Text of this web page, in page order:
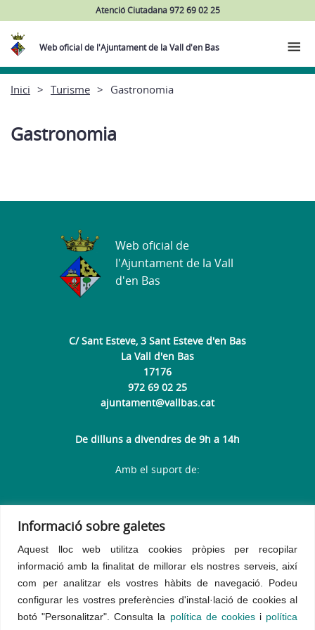
Informació sobre galetes
Aquest lloc web utilitza cookies pròpies per recopilar
informació amb la finalitat de millorar els nostres serveis, així
com per analitzar els vostres hàbits de navegació. Podeu
configurar les vostres preferències d'instal·lació de cookies al
botó "Personalitzar". Consulta la política de cookiesi política
Atenció Ciutadana 972 69 02 25
Web oficial de l'Ajuntament de la Vall d'en Bas
Inici Turisme Gastronomia
Gastronomia
C/ Sant Esteve, 3 Sant Esteve d'en Bas
La Vall d'en Bas
17176
972 69 02 25
ajuntament@vallbas.cat
De dilluns a divendres de 9h a 14h
Web oficial de
l'Ajuntament de la Vall
d'en Bas
Amb el suport de: